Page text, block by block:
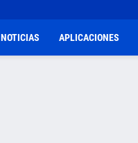
NOTICIAS APLICACIONES